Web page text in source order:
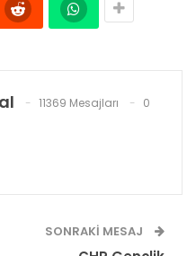
11369 Mesajları
0
SONRAKI MESAJ